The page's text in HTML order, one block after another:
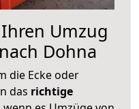
Umzug
Dohna
die Ecke oder
das richtige